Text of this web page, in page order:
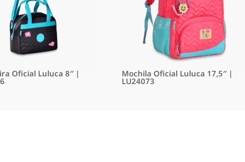
Oficial Luluca 8″ | Mochila Oficial Luluca 17,5″ |
LU24073